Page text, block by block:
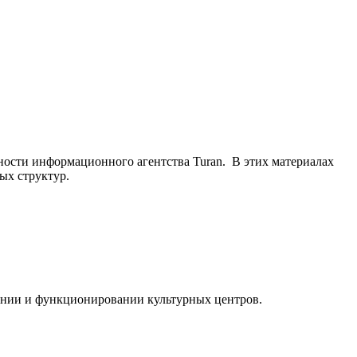
информационного агентства Turan. В этих материалах
структур.
и функционировании культурных центров.